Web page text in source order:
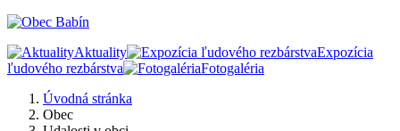
Aktuality
Expozícia
ľudového rezbárstva
Fotogaléria
Úvodná stránka
Obec